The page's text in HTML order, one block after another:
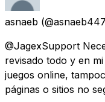
asnaeb
@JagexSupport
revisado todo y en
juegos online,
páginas o sitios no